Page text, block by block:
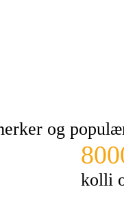
og
kolli